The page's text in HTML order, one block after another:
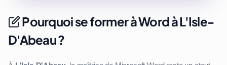
Pourquoi se former à Word à L'Isle-
D'Abeau ?